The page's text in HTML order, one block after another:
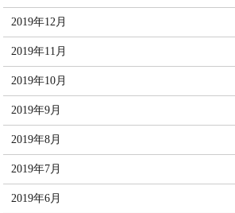
2019年12月
2019年11月
2019年10月
2019年9月
2019年8月
2019年7月
2019年6月